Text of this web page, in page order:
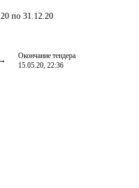
по 31.12.20
Окончание тендера
15.05.20, 22:36